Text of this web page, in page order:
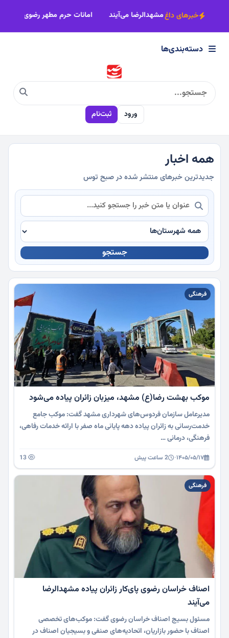
×
دسته‌بندی‌ها
سیاسی
اجتماعی
فرهنگی
ورزشی
چندرسانه
خبرهای داغ
اصناف خراسان رضوی پای‌کار زائران پیاده مشهدالرضا می‌آیند
دسته‌بندی‌ها
ورود ثبت‌نام
همه اخبار
جدیدترین خبرهای منتشر شده در صبح توس
جستجو
فرهنگی
موکب بهشت رضا(ع) مشهد، میزبان زائران پیاده می‌شود
مدیرعامل سازمان فردوس‌های شهرداری مشهد گفت: موکب جامع
خدمت‌رسانی به زائران پیاده دهه پایانی ماه صفر با ارائه خدمات رفاهی،
فرهنگی، درمانی …
۱۴۰۵/۰۵/۱۷· 2 ساعت پیش
فرهنگی
اصناف خراسان رضوی پای‌کار زائران پیاده مشهدالرضا
می‌آیند
مسئول بسیج اصناف خراسان رضوی گفت: موکب‌های تخصصی
اصناف با حضور بازاریان، اتحادیه‌های صنفی و بسیجیان اصناف در